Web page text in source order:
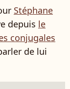
Stéphane
depuis le
conjugales
de lui